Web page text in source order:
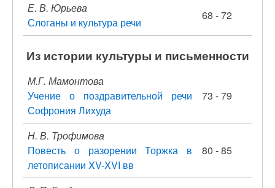
Е. В. Юрьева
Слоганы и культура речи
68 - 72
Из истории культуры и письменности
М.Г. Мамонтова
Учение о поздравительной речи
Софрония Лихуда
73 - 79
Н. В. Трофимова
Повесть о разорении Торжка в
летописании XV-XVI вв
80 - 85